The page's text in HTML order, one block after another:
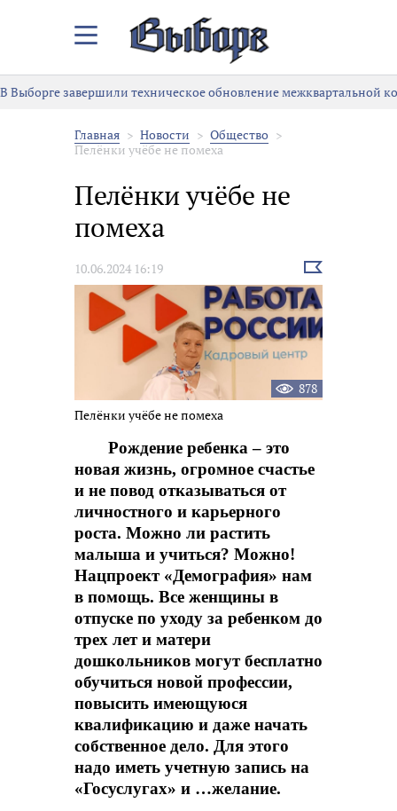
Закрыть/
меню
В Выборге завершили техническое обновление межквартальной
Главная Новости
Общество
Пелёнки учёбе не помеха
Пелёнки учёбе не
помеха
10.06.2024 16:19
Выбрать
новость
878
Пелёнки учёбе не помеха
Рождение ребенка – это
новая жизнь, огромное счастье
и не повод отказываться от
личностного и карьерного
роста. Можно ли растить
малыша и учиться? Можно!
Нацпроект «Демография» нам
в помощь. Все женщины в
отпуске по уходу за ребенком до
трех лет и матери
дошкольников могут бесплатно
обучиться новой профессии,
повысить имеющуюся
квалификацию и даже начать
собственное дело. Для этого
надо иметь учетную запись на
«Госуслугах» и …желание.